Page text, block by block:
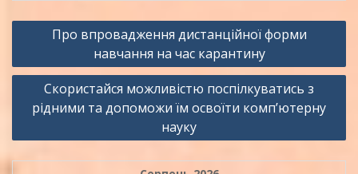
Навігація
записів
Про впровадження дистанційної форми
навчання на час карантину
Скористайся можливістю поспілкуватись з
рідними та допоможи їм освоїти комп’ютерну
науку